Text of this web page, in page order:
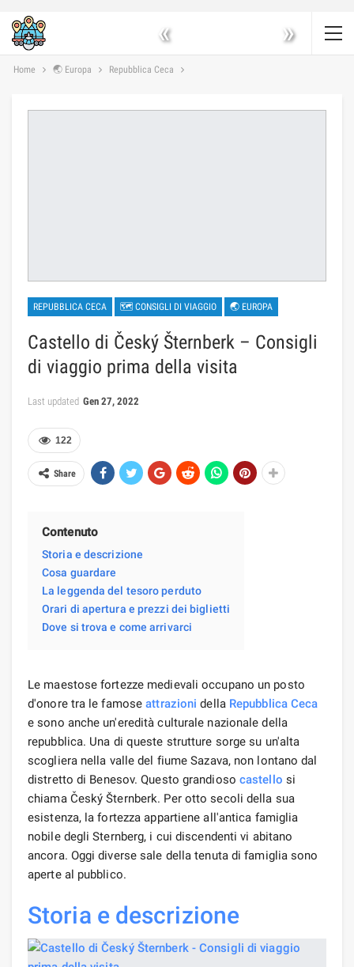
« »
Home 🌏 Europa Repubblica Ceca
REPUBBLICA CECA 🗺 CONSIGLI DI VIAGGIO 🌏 EUROPA
Castello di Český Šternberk – Consigli
di viaggio prima della visita
Last updated Gen 27, 2022
122
Share
Contenuto
Storia e descrizione
Cosa guardare
La leggenda del tesoro perduto
Orari di apertura e prezzi dei biglietti
Dove si trova e come arrivarci
Le maestose fortezze medievali occupano un posto
d'onore tra le famoseattrazioni della Repubblica Ceca
e sono anche un'eredità culturale nazionale della
repubblica. Una di queste strutture sorge su un'alta
scogliera nella valle del fiume Sazava, non lontano dal
distretto di Benesov. Questo grandioso castello si
chiama Český Šternberk. Per otto secoli della sua
esistenza, la fortezza appartiene all'antica famiglia
nobile degli Sternberg, i cui discendenti vi abitano
ancora. Oggi diverse sale della tenuta di famiglia sono
aperte al pubblico.
Storia e descrizione